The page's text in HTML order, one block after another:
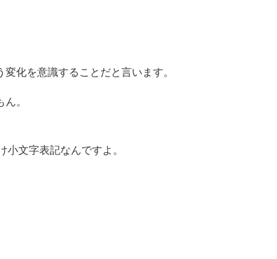
化を意識することだと言います。
。
小文字表記なんですよ。